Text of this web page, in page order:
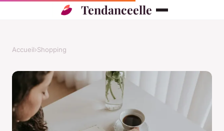
Tendanceelle
Accueil›Shopping